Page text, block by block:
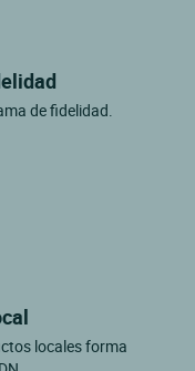
de fidelidad.
locales forma